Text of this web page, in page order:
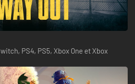
PS4, PS5, Xbox One et Xbox